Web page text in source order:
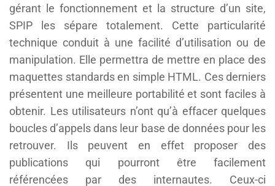
gérant le fonctionnement et la structure d’un site,
SPIP les sépare totalement. Cette particularité
technique conduit à une facilité d’utilisation ou de
manipulation. Elle permettra de mettre en place des
maquettes standards en simple HTML. Ces derniers
présentent une meilleure portabilité et sont faciles à
obtenir. Les utilisateurs n’ont qu’à effacer quelques
boucles d’appels dans leur base de données pour les
retrouver. Ils peuvent en effet proposer des
publications qui pourront être facilement
référencées par des internautes. Ceux-ci